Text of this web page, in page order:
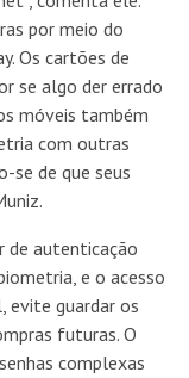
por meio do
Os cartões de
se algo der errado
móveis também
com outras
se de que seus
de autenticação
e o acesso
evite guardar os
futuras. O
complexas